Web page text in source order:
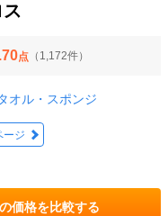
点 （1,172件）
オル・スポンジ
ージ
価格を比較する